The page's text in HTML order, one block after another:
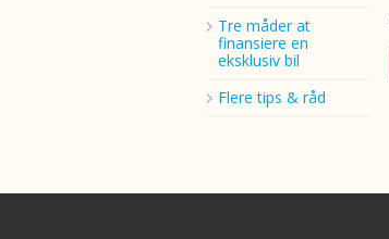
Tre måder at
finansiere en
eksklusiv bil
Flere tips & råd